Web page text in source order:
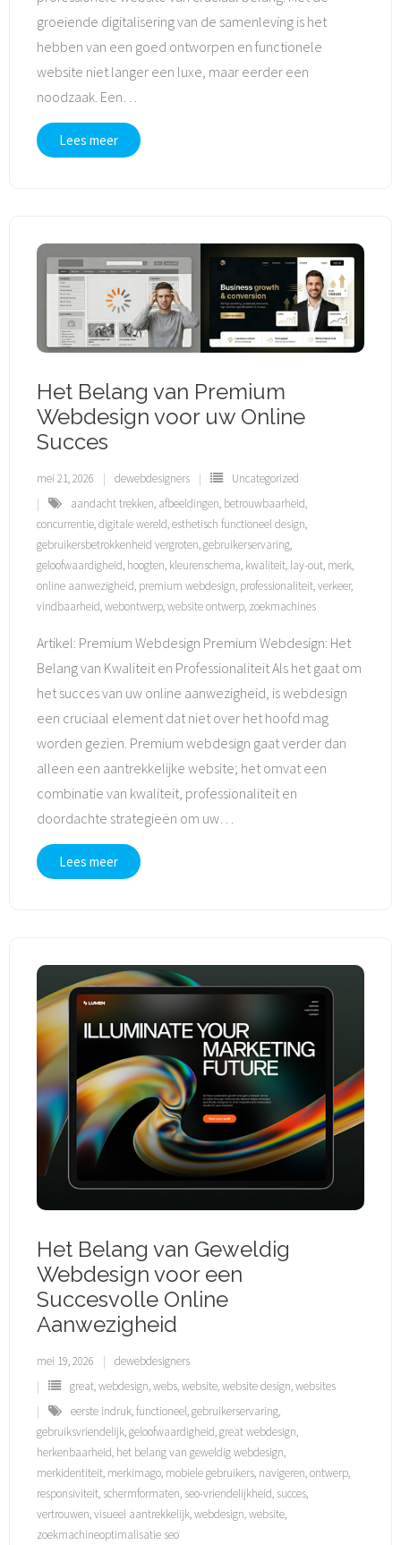
groeiende digitalisering van de samenleving is het
hebben van een goed ontworpen en functionele
website niet langer een luxe, maar eerder een
noodzaak. Een…
Lees meer
Het Belang van Premium
Webdesign voor uw Online
Succes
mei 21, 2026 dewebdesigners
Uncategorized
aandacht trekken, afbeeldingen, betrouwbaarheid,
concurrentie,digitale wereld,esthetisch functioneel design,
gebruikersbetrokkenheid vergroten,gebruikerservaring,
geloofwaardigheid, hoogten, kleurenschema, kwaliteit, lay-out, merk,
online aanwezigheid, premium webdesign, professionaliteit,verkeer,
vindbaarheid,webontwerp,website ontwerp, zoekmachines
Artikel: Premium Webdesign Premium Webdesign: Het
Belang van Kwaliteit en Professionaliteit Als het gaat om
het succes van uw online aanwezigheid, is webdesign
een cruciaal element dat niet over het hoofd mag
worden gezien. Premium webdesign gaat verder dan
alleen een aantrekkelijke website; het omvat een
combinatie van kwaliteit, professionaliteit en
doordachte strategieën om uw
Lees meer
Het Belang van Geweldig
Webdesign voor een
Succesvolle Online
Aanwezigheid
mei 19, 2026
dewebdesigners
great,webdesign,webs,website,website design,websites
eerste indruk,functioneel,gebruikerservaring,
gebruiksvriendelijk,geloofwaardigheid,great webdesign,
herkenbaarheid, het belang van geweldig webdesign,
merkidentiteit, merkimago, mobiele gebruikers, navigeren,ontwerp,
responsiviteit, schermformaten, seo-vriendelijkheid, succes,
vertrouwen,visueel aantrekkelijk,webdesign,website,
zoekmachineoptimalisatie seo